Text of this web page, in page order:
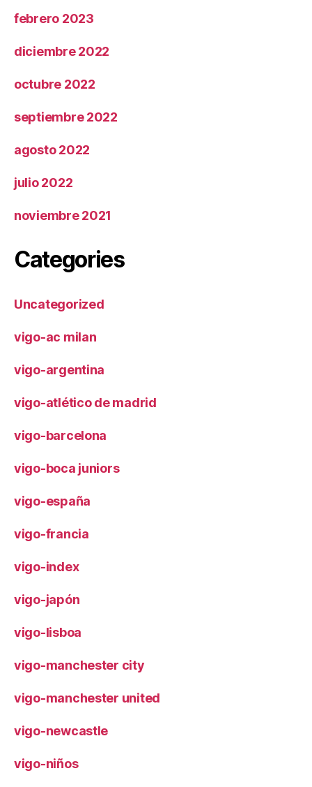
febrero 2023
diciembre 2022
octubre 2022
septiembre 2022
agosto 2022
julio 2022
noviembre 2021
Categories
Uncategorized
vigo-ac milan
vigo-argentina
vigo-atlético de madrid
vigo-barcelona
vigo-boca juniors
vigo-españa
vigo-francia
vigo-index
vigo-japón
vigo-lisboa
vigo-manchester city
vigo-manchester united
vigo-newcastle
vigo-niños